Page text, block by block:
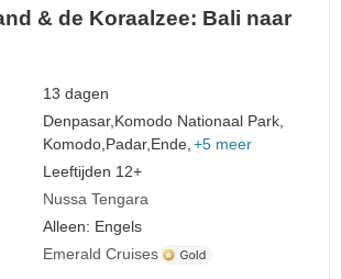
& de Koraalzee: Bali naar
13 dagen
Denpasar,Komodo Nationaal Park,
Komodo,Padar,Ende, +5 meer
Leeftijden 12+
Nussa Tengara
Alleen: Engels
Emerald Cruises